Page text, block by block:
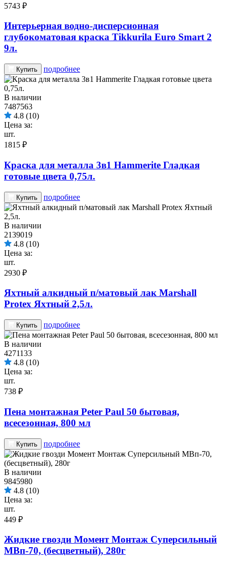
5743 ₽
Интерьерная водно-дисперсионная
глубокоматовая краска Tikkurila Euro Smart 2
9л.
Купить подробнее
В наличии
7487563
4.8 (10)
Цена за:
шт.
1815 ₽
Краска для металла 3в1 Hammerite Гладкая
готовые цвета 0,75л.
Купить подробнее
В наличии
2139019
4.8 (10)
Цена за:
шт.
2930 ₽
Яхтный алкидный п/матовый лак Marshall
Protex Яхтный 2,5л.
Купить подробнее
В наличии
4271133
4.8 (10)
Цена за:
шт.
738 ₽
Пена монтажная Peter Paul 50 бытовая,
всесезонная, 800 мл
Купить подробнее
В наличии
9845980
4.8 (10)
Цена за:
шт.
449 ₽
Жидкие гвозди Момент Монтаж Суперсильный
МВп-70, (бесцветный), 280г